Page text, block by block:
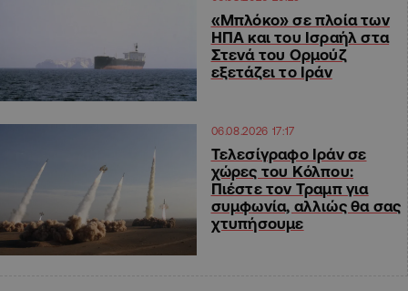
«Μπλόκο» σε πλοία των
ΗΠΑ και του Ισραήλ στα
Στενά του Ορμούζ
εξετάζει το Ιράν
06.08.2026 17:17
Τελεσίγραφο Ιράν σε
χώρες του Κόλπου:
Πιέστε τον Τραμπ για
συμφωνία, αλλιώς θα σας
χτυπήσουμε